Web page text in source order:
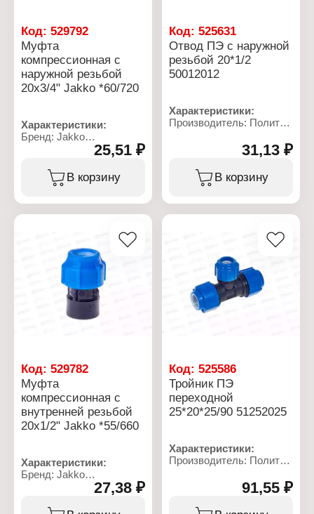
Код: 529792
Муфта
компрессионная с
наружной резьбой
20x3/4" Jakko *60/720
Характеристики:
Бренд: Jakko
Артикул: 704035204T
Тип товара: Муфта
Тип: компрессионная
Вид: переходная
Резьба присоединения:
Рабочее давление: до 10
Температура
применения: от 0 до +40
25,51 ₽
В корзину
Код:525631
Отвод ПЭ с наружной
резьбой 20*1/2
50012012
Характеристики:
Производитель: Политек
Артикул: 50012012
Тип товара: Отвод
Вид: угольник
Диаметр присоединения:
Тип резьбы: G1/2
Максимальная
Номинальное давление:
Материал: полипропилен
Резьба присоединения:
31,13 ₽
В корзину
Код: 529782
Муфта
компрессионная с
внутренней резьбой
20x1/2" Jakko *55/660
Характеристики:
Бренд: Jakko
Артикул: 704020202T
Тип товара: Муфта
Тип: компрессионная
27,38 ₽
Код:525586
Тройник ПЭ
переходной
25*20*25/90 51252025
Характеристики:
Производитель: Политек
Артикул: 51252025
Тип товара: Тройник
Тип: компрессионный
91,55 ₽